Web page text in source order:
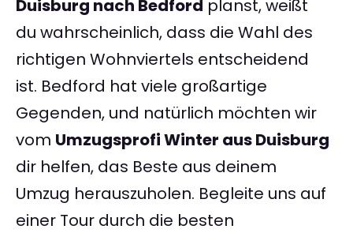
Duisburg nach Bedford planst, weißt
du wahrscheinlich, dass die Wahl des
richtigen Wohnviertels entscheidend
ist. Bedford hat viele großartige
Gegenden, und natürlich möchten wir
vom Umzugsprofi Winter aus Duisburg
dir helfen, das Beste aus deinem
Umzug herauszuholen. Begleite uns auf
einer Tour durch die besten